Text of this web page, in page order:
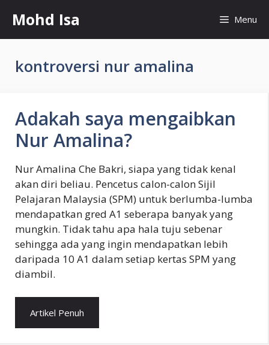
content
Mohd Isa Menu
kontroversi nur amalina
Adakah saya mengaibkan
Nur Amalina?
Nur Amalina Che Bakri, siapa yang tidak kenal
akan diri beliau. Pencetus calon-calon Sijil
Pelajaran Malaysia (SPM) untuk berlumba-lumba
mendapatkan gred A1 seberapa banyak yang
mungkin. Tidak tahu apa hala tuju sebenar
sehingga ada yang ingin mendapatkan lebih
daripada 10 A1 dalam setiap kertas SPM yang
diambil.
Artikel Penuh